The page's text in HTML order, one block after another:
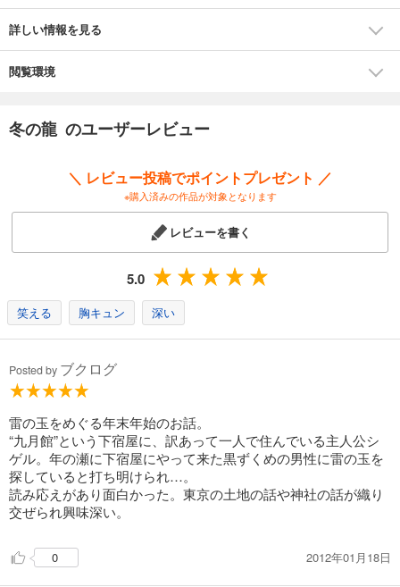
詳しい情報を見る
閲覧環境
冬の龍 のユーザーレビュー
＼ レビュー投稿でポイントプレゼント ／
※購入済みの作品が対象となります
レビューを書く
5.0
笑える 胸キュン 深い
Posted by ブクログ
雷の玉をめぐる年末年始のお話。
“九月館”という下宿屋に、訳あって一人で住んでいる主人公シ
ゲル。年の瀬に下宿屋にやって来た黒ずくめの男性に雷の玉を
探していると打ち明けられ…。
読み応えがあり面白かった。東京の土地の話や神社の話が織り
交ぜられ興味深い。
0 2012年01月18日